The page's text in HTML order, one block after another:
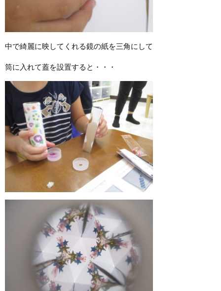
中で綺麗に映してくれる鏡の紙を三角にして
筒に入れて蓋を設置すると・・・